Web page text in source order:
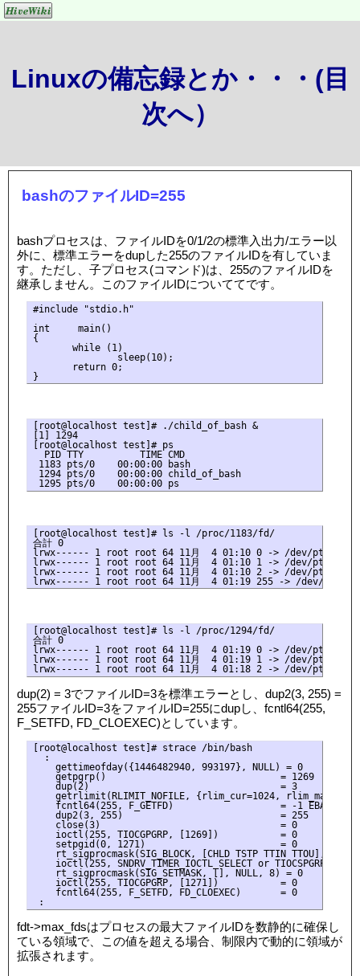
Linuxの備忘録とか・・・(目
次へ）
bashのファイルID=255
bashプロセスは、ファイルIDを0/1/2の標準入出力/エラー以
外に、標準エラーをdupした255のファイルIDを有していま
す。ただし、子プロセス(コマンド)は、255のファイルIDを
継承しません。このファイルIDについててです。
#include "stdio.h"
int     main()
{
       while (1)
               sleep(10);
       return 0;
[root@localhost test]# ./child_of_bash &
[1] 1294
[root@localhost test]# ps
  PID TTY          TIME CMD
1183 pts/0    00:00:00 bash
1294 pts/0    00:00:00 child_of_bash
[root@localhost test]# ls -l /proc/1183/fd/
合計 0
lrwx------ 1 root root 64 11月  4 01:10 0 -> /dev/pts/0
lrwx------ 1 root root 64 11月  4 01:10 1 -> /dev/pts/0
lrwx------ 1 root root 64 11月  4 01:10 2 -> /dev/pts/0
[root@localhost test]# ls -l /proc/1294/fd/
合計 0
lrwx------ 1 root root 64 11月  4 01:19 0 -> /dev/pts/0
lrwx------ 1 root root 64 11月  4 01:19 1 -> /dev/pts/0
dup(2) = 3でファイルID=3を標準エラーとし、dup2(3, 255) =
255ファイルID=3をファイルID=255にdupし、fcntl64(255,
F_SETFD, FD_CLOEXEC)としています。
[root@localhost test]# strace /bin/bash
  :
    gettimeofday({1446482940, 993197}, NULL) = 0
    getpgrp()                               = 1269
    dup(2)                                  = 3
getrlimit(RLIMIT_NOFILE, {rlim_cur=1024,
fcntl64(255, F_GETFD)                   = -1 EBADF
    dup2(3, 255)                            = 255
    close(3)                                = 0
    ioctl(255, TIOCGPGRP, [1269])           = 0
    setpgid(0, 1271)                        = 0
rt_sigprocmask(SIG_BLOCK, [CHLD TSTP TTIN TTOU], [],
ioctl(255, SNDRV_TIMER_IOCTL_SELECT or TIOCSPGRP,
    rt_sigprocmask(SIG_SETMASK, [], NULL, 8) = 0
    ioctl(255, TIOCGPGRP, [1271])           = 0
    fcntl64(255, F_SETFD, FD_CLOEXEC)       = 0
fdt->max_fdsはプロセスの最大ファイルIDを数静的に確保し
ている領域で、この値を超える場合、制限内で動的に領域が
拡張されます。